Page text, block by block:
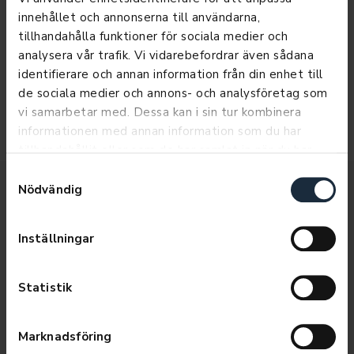
innehållet och annonserna till användarna,
tillhandahålla funktioner för sociala medier och
analysera vår trafik. Vi vidarebefordrar även sådana
identifierare och annan information från din enhet till
de sociala medier och annons- och analysföretag som
vi samarbetar med. Dessa kan i sin tur kombinera
informationen med annan information som du har
Nödvändig
Inställningar
Statistik
Marknadsföring
SUBARU
Motorsport – Sälj din bil i Växjö
överväldigande uppgift, men hos Motorsport i Växjö
förenklar vi processen så mycket som möjligt. Med
vikten av en trygg och ärlig bilförsäljning. Vårt team